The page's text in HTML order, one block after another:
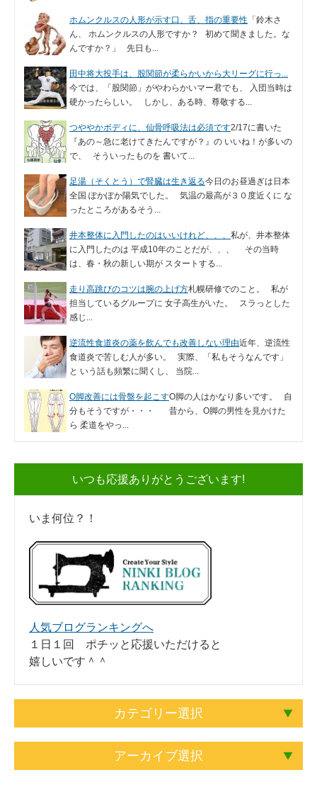
ホムンクルスの人形が示す口、舌、指の重要性 「鈴木さ
ん、 ホムンクルスの人形ですか？ 初めて聞きました。な
んですか？」 先日も...
田中将大投手は、股関節が柔らかいから大リーグに行っ...
今では、「股関節」がやわらかいマー君でも、 入団当時は
硬かったらしい。 しかし、ある時、尊敬する...
つややかボディに、仙骨呼吸法は必須です2/17に書いた
『あの～急に老けてきたんですが？』の いいね！が多いの
で、 そういったものを 書いて...
足湯（そくとう）で腎臓は生き返る今日のお昼過ぎは日本
全国 ぽかぽか陽気でした。 気温の最高が３０度近くに な
ったところがあるそう...
井本整体に入門したのはいいけれど、、、 私が、井本整体
に入門したのは 平成10年のことだが、、、 その当時
は、春・秋の新しい期が スタートする...
走り高跳びのコツは腕の上げ方札幌研修でのこと。 私が
担当しているグループに 女子高生がいた。 スラっとした
感じ...
逆流性食道炎の薬を飲んでも改善しない理由近年、逆流性
食道炎で苦しむ人が多い。 実際、「私もそうなんです」
と いう話も頻繁に聞くし、 当院...
O脚改善には骨盤を起こすO脚の人はかなり多いです。 自
分もそうですが・・・ 昔から、O脚の男性を見かけた
ら 柔道をやっ...
いつも応援ありがとうございます!
いま何位？！
人気ブログランキングへ
１日１回 ポチッと応援いただけると
嬉しいです＾＾
カテゴリー選択
アーカイブ選択